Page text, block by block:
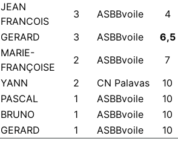
JEAN
FRANCOIS
3 ASBBvoile
4
GERARD 3 ASBBvoile
6,5
MARIE-
FRANÇOISE
2 ASBBvoile
7
YANN 2 CN Palavas
10
PASCAL 1 ASBBvoile
10
BRUNO 1 ASBBvoile
10
GERARD 1 ASBBvoile 10